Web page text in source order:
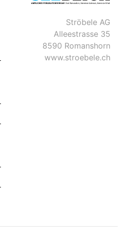
Ströbele AG
Alleestrasse 35
8590 Romanshorn
www.stroebele.ch